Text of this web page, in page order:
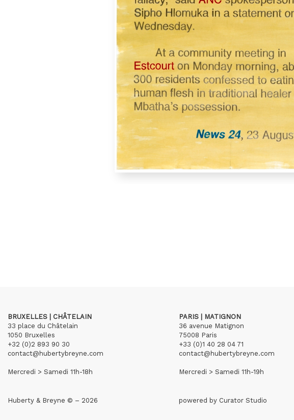
BRUXELLES | CHÂTELAIN
33 place du Châtelain
1050 Bruxelles
+32 (0)2 893 90 30
contact@hubertybreyne.com
Mercredi > Samedi 11h-18h
PARIS | MATIGNON
36 avenue Matignon
75008 Paris
+33 (0)1 40 28 04 71
contact@hubertybreyne.com
Mercredi > Samedi 11h-19h
Huberty & Breyne © – 2026 powered by Curator Studio